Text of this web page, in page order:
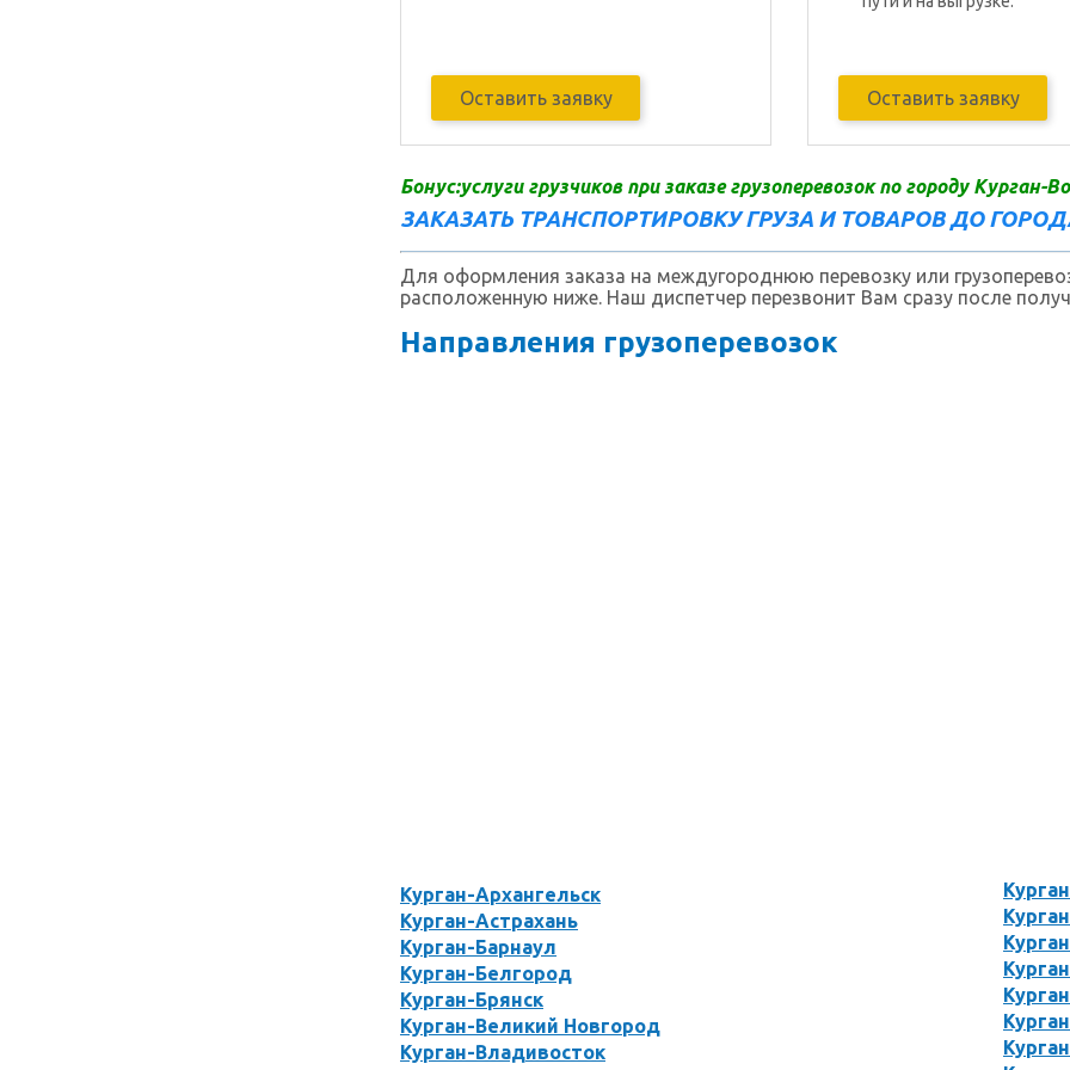
Оставить заявку Оставить заявку
Бонус:услуги грузчиков при заказе грузоперевозок по городу Курган-
ЗАКАЗАТЬ ТРАНСПОРТИРОВКУ ГРУЗА И ТОВАРОВ ДО
Для оформления заказа на междугороднюю перевозку или
расположенную ниже. Наш диспетчер перезвонит Вам сразу после
Направления грузоперевозок
Курган-Архангельск
Курган-Астрахань
Курган-Барнаул
Курган-Белгород
Курган-Брянск
Курган-Великий Новгород
Курган-Владивосток